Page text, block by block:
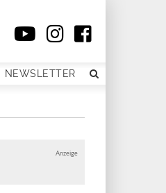
NEWSLETTER
Anzeige